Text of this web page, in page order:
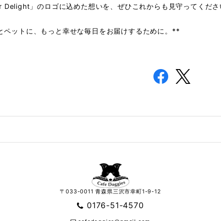
Delight」のロゴに込めた想いを、ぜひこれからも見守ってくだ
ペットに、もっと幸せな毎日をお届けするために。**
〒033-0011 青森県三沢市幸町1-9-12
0176-51-4570